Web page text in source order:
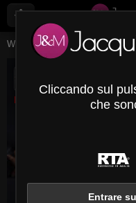
Webcam Live Giovani
Disconnesso
Cliccando sul
che
Entrare